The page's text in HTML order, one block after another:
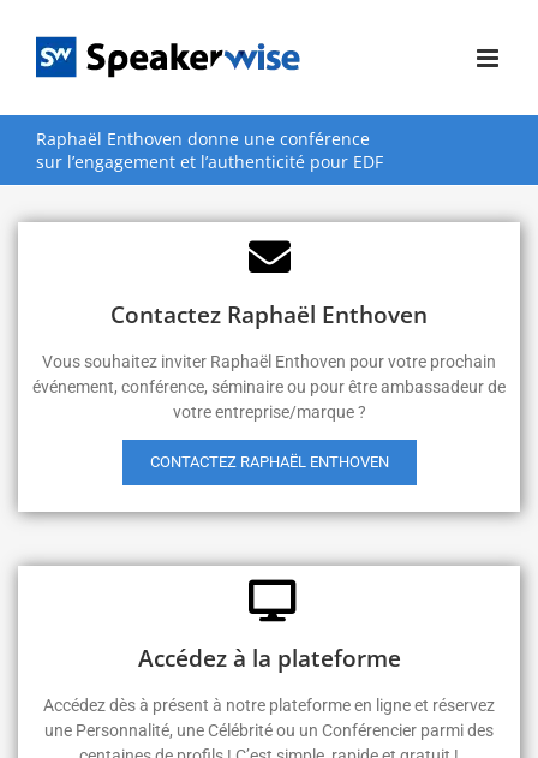
contenu
Raphaël Enthoven donne une conférence
sur l’engagement et l’authenticité pour EDF
Contactez Raphaël Enthoven
Vous souhaitez inviter Raphaël Enthoven pour votre prochain
événement, conférence, séminaire ou pour être ambassadeur de
votre entreprise/marque ?
CONTACTEZ RAPHAËL ENTHOVEN
Accédez à la plateforme
Accédez dès à présent à notre plateforme en ligne et réservez
une Personnalité, une Célébrité ou un Conférencier parmi des